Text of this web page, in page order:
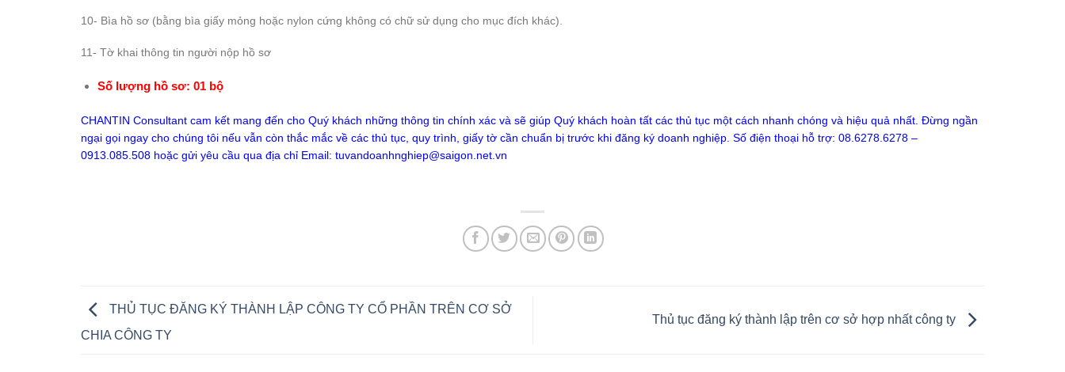
10- Bìa hồ sơ (bằng bìa giấy mỏng hoặc nylon cứng không có chữ sử dụng cho mục đích khác).
11- Tờ khai thông tin người nộp hồ sơ
Số lượng hồ sơ: 01 bộ
CHANTIN Consultant cam kết mang đến cho Quý khách những thông tin chính xác và sẽ giúp Quý khách hoàn tất các thủ tục một cách nhanh chóng và hiệu quả nhất. Đừng ngần
ngại gọi ngay cho chúng tôi nếu vẫn còn thắc mắc về các thủ tục, quy trình, giấy tờ cần chuẩn bị trước khi đăng ký doanh nghiệp. Số điện thoại hỗ trợ: 08.6278.6278 –
0913.085.508 hoặc gửi yêu cầu qua địa chỉ Email: tuvandoanhnghiep@saigon.net.vn
THỦ TỤC ĐĂNG KÝ THÀNH LẬP CÔNG TY CỔ PHẦN TRÊN CƠ SỞ
CHIA CÔNG TY
Thủ tục đăng ký thành lập trên cơ sở hợp nhất công ty